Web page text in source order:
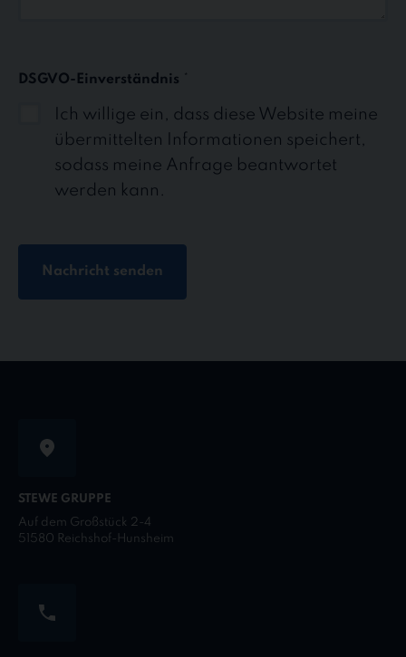
DSGVO-Einverständnis
Ich willige ein, dass diese Website meine
übermittelten Informationen speichert,
sodass meine Anfrage beantwortet
werden kann.
Nachricht senden
STEWE GRUPPE
Auf dem Großstück 2-4
51580 Reichshof-Hunsheim